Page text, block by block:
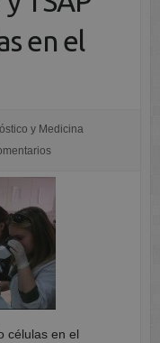
en el
y Medicina
células en el